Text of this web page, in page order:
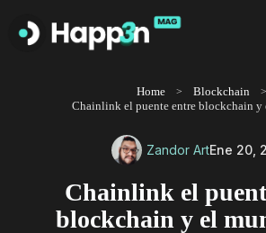
contenido
Home
Blockchain
Chainlink el puente entre blockchain y
Zandor ArtEne 20,
Chainlink el
blockchain y el